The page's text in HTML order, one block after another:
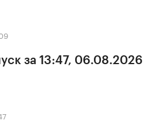
за 13:47, 06.08.2026